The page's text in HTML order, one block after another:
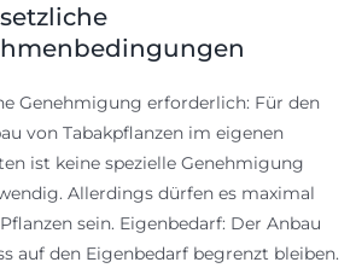
Genehmigung erforderlich: Für den
von Tabakpflanzen im eigenen
ist keine spezielle Genehmigung
Allerdings dürfen es maximal
sein. Eigenbedarf: Der Anbau
auf den Eigenbedarf begrenzt bleiben.